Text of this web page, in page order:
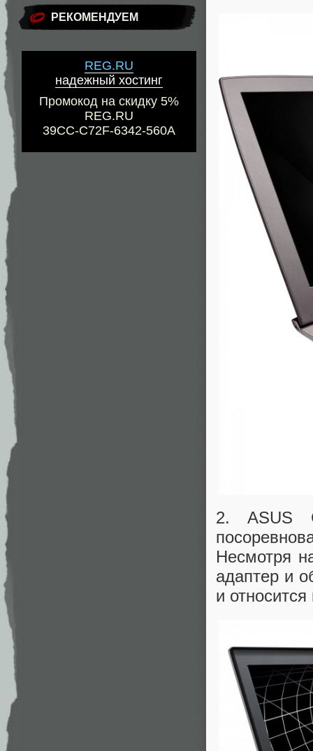
РЕКОМЕНДУЕМ
REG.RU
надежный хостинг
Промокод на скидку 5%
REG.RU
39CC-C72F-6342-560A
2. ASUS
Несмотря
адаптер и
и